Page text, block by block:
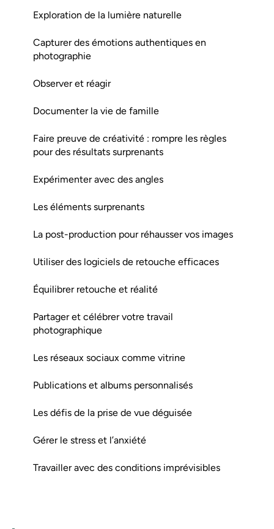
Exploration de la lumière naturelle
Capturer des émotions authentiques en
photographie
Observer et réagir
Documenter la vie de famille
Faire preuve de créativité : rompre les règles
pour des résultats surprenants
Expérimenter avec des angles
Les éléments surprenants
La post-production pour réhausser vos images
Utiliser des logiciels de retouche efficaces
Équilibrer retouche et réalité
Partager et célébrer votre travail
photographique
Les réseaux sociaux comme vitrine
Publications et albums personnalisés
Les défis de la prise de vue déguisée
Gérer le stress et l’anxiété
Travailler avec des conditions imprévisibles